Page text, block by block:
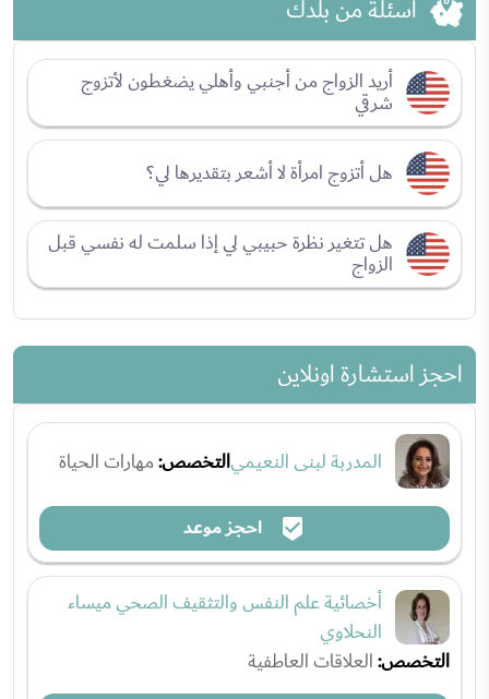
اسئلة من بلدك
أريد الزواج من أجنبي وأهلي يضغطون لأتزوج
شرقي
هل أتزوج امرأة لا أشعر بتقديرها لي؟
هل تتغير نظرة حبيبي لي إذا سلمت له نفسي قبل
الزواج
احجز استشارة اونلاين
المدربة لبنى النعيميالتخصص:مهارات الحياة
احجز موعد
أخصائية علم النفس والتثقيف الصحي ميساء
النحلاوي
التخصص:العلاقات العاطفية